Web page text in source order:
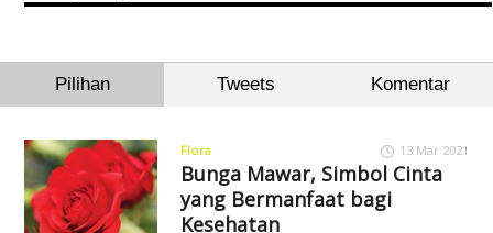
Pilihan Tweets Komentar
Flora 13 Mar 2021
Bunga Mawar, Simbol Cinta
yang Bermanfaat bagi
Kesehatan